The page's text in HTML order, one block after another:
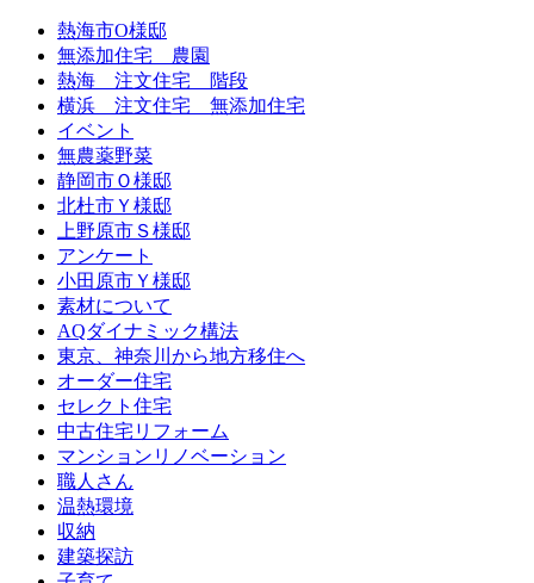
熱海市O様邸
無添加住宅 農園
熱海 注文住宅 階段
横浜 注文住宅 無添加住宅
イベント
無農薬野菜
静岡市Ｏ様邸
北杜市Ｙ様邸
上野原市Ｓ様邸
アンケート
小田原市Ｙ様邸
素材について
AQダイナミック構法
東京、神奈川から地方移住へ
オーダー住宅
セレクト住宅
中古住宅リフォーム
マンションリノベーション
職人さん
温熱環境
収納
建築探訪